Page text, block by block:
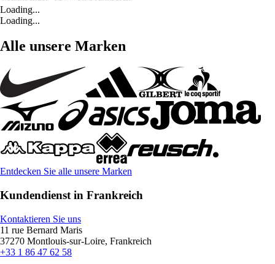
Loading...
Loading...
Alle unsere Marken
Entdecken Sie alle unsere Marken
Kundendienst in Frankreich
Kontaktieren Sie uns
11 rue Bernard Maris
37270 Montlouis-sur-Loire, Frankreich
+33 1 86 47 62 58